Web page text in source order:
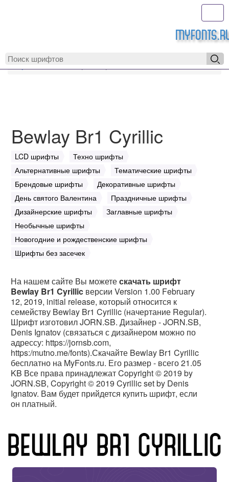
MyFonts.ru
Bewlay Br1 Cyrillic
LCD шрифты
Техно шрифты
Альтернативные шрифты
Тематические шрифты
Брендовые шрифты
Декоративные шрифты
День святого Валентина
Праздничные шрифты
Дизайнерские шрифты
Заглавные шрифты
Необычные шрифты
Новогодние и рождественские шрифты
Шрифты без засечек
На нашем сайте Вы можетескачать шрифт
Bewlay Br1 Cyrillic версии Version 1.00 February
12, 2019, initial release, который относится к
семейству Bewlay Br1 Cyrillic (начертание Regular).
Шрифт изготовил JORN.SB. Дизайнер - JORN.SB,
Denis Ignatov (связаться с дизайнером можно по
адрессу: https://jornsb.com,
https:/mutno.me/fonts).Скачайте Bewlay Br1 Cyrillic
бесплатно на MyFonts.ru. Его размер - всего 21.05
KB Все права принадлежат Copyright © 2019 by
JORN.SB, Copyright © 2019 Cyrillic set by Denis
Ignatov. Вам будет прийдется купить шрифт, если
он платный.